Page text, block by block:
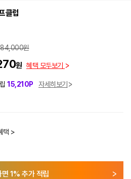
클럽
원
원 혜택 모두보기
15,210P
자세히보기
택 >
면 1% 추가 적립